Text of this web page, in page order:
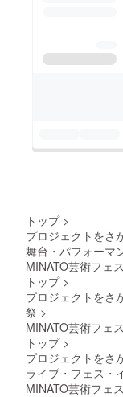
vite/
https://
※実績多
す。実績
コナラよ
トップ >
プロジェクトをさ
舞台・パフォーマ
MINATO芸術フェ
トップ >
プロジェクトをさ
祭 >
MINATO芸術フェ
トップ >
プロジェクトをさ
ライブ・フェス・
MINATO芸術フェ